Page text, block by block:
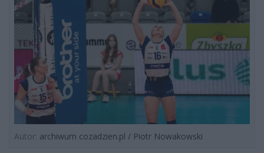
Autor: archiwum cozadzien.pl / Piotr Nowakowski